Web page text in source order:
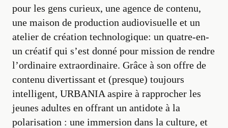
pour les gens curieux, une agence de contenu,
une maison de production audiovisuelle et un
atelier de création technologique: un quatre-en-
un créatif qui s’est donné pour mission de rendre
l’ordinaire extraordinaire. Grâce à son offre de
contenu divertissant et (presque) toujours
intelligent, URBANIA aspire à rapprocher les
jeunes adultes en offrant un antidote à la
polarisation : une immersion dans la culture, et